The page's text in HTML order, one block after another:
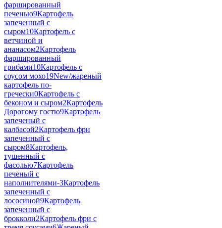
фаршированный
печенью9Картофель
запеченный с
сыром10Картофель с
ветчиной и
ананасом2Картофель
фаршированный
грибами10Картофель с
соусом мохо19New/жареный
картофель по-
гречески0Картофель с
беконом и сыром2Картофель
Дорогому гостю9Картофель
запеченый с
калбасой2Картофель фри
запеченный с
сыром8Картофель,
тушенный с
фасолью7Картофель
печеный с
наполнителями-3Картофель
запеченный с
лососиной9Картофель
запеченный с
брокколи2Картофель фри с